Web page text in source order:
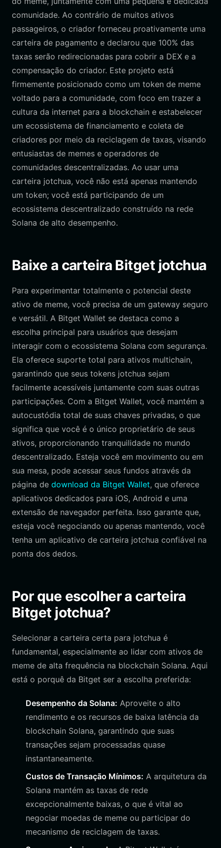
comunidade. Ao contrário de muitos ativos
passageiros, o criador forneceu proativamente uma
carteira de pagamento e declarou que 100% das
taxas serão redirecionadas para cobrir a DEX e a
compensação do criador. Este projeto está
firmemente posicionado como um token de meme
voltado para a comunidade, com foco em trazer a
cultura da internet para a blockchain e estabelecer
um ecossistema de financiamento e coleta de
criadores por meio da reciclagem de taxas, visando
entusiastas de memes e operadores de
comunidades descentralizadas. Ao usar uma
carteira jotchua, você não está apenas mantendo
um token; você está participando de um
ecossistema descentralizado construído na rede
Solana de alto desempenho.
Baixe a carteira Bitget jotchua
Para experimentar totalmente o potencial deste
ativo de meme, você precisa de um gateway seguro
e versátil. A Bitget Wallet se destaca como a
escolha principal para usuários que desejam
interagir com o ecossistema Solana com segurança.
Ela oferece suporte total para ativos multichain,
garantindo que seus tokens jotchua sejam
facilmente acessíveis juntamente com suas outras
participações. Com a Bitget Wallet, você mantém a
autocustódia total de suas chaves privadas, o que
significa que você é o único proprietário de seus
ativos, proporcionando tranquilidade no mundo
descentralizado. Esteja você em movimento ou em
sua mesa, pode acessar seus fundos através da
página de download da Bitget Wallet, que oferece
aplicativos dedicados para iOS, Android e uma
extensão de navegador perfeita. Isso garante que,
esteja você negociando ou apenas mantendo, você
tenha um aplicativo de carteira jotchua confiável na
ponta dos dedos.
Por que escolher a carteira
Bitget jotchua?
Selecionar a carteira certa para jotchua é
fundamental, especialmente ao lidar com ativos de
meme de alta frequência na blockchain Solana. Aqui
está o porquê da Bitget ser a escolha preferida:
Desempenho da Solana: Aproveite o alto
rendimento e os recursos de baixa latência da
blockchain Solana, garantindo que suas
transações sejam processadas quase
instantaneamente.
Custos de Transação Mínimos: A arquitetura da
Solana mantém as taxas de rede
excepcionalmente baixas, o que é vital ao
negociar moedas de meme ou participar do
mecanismo de reciclagem de taxas.